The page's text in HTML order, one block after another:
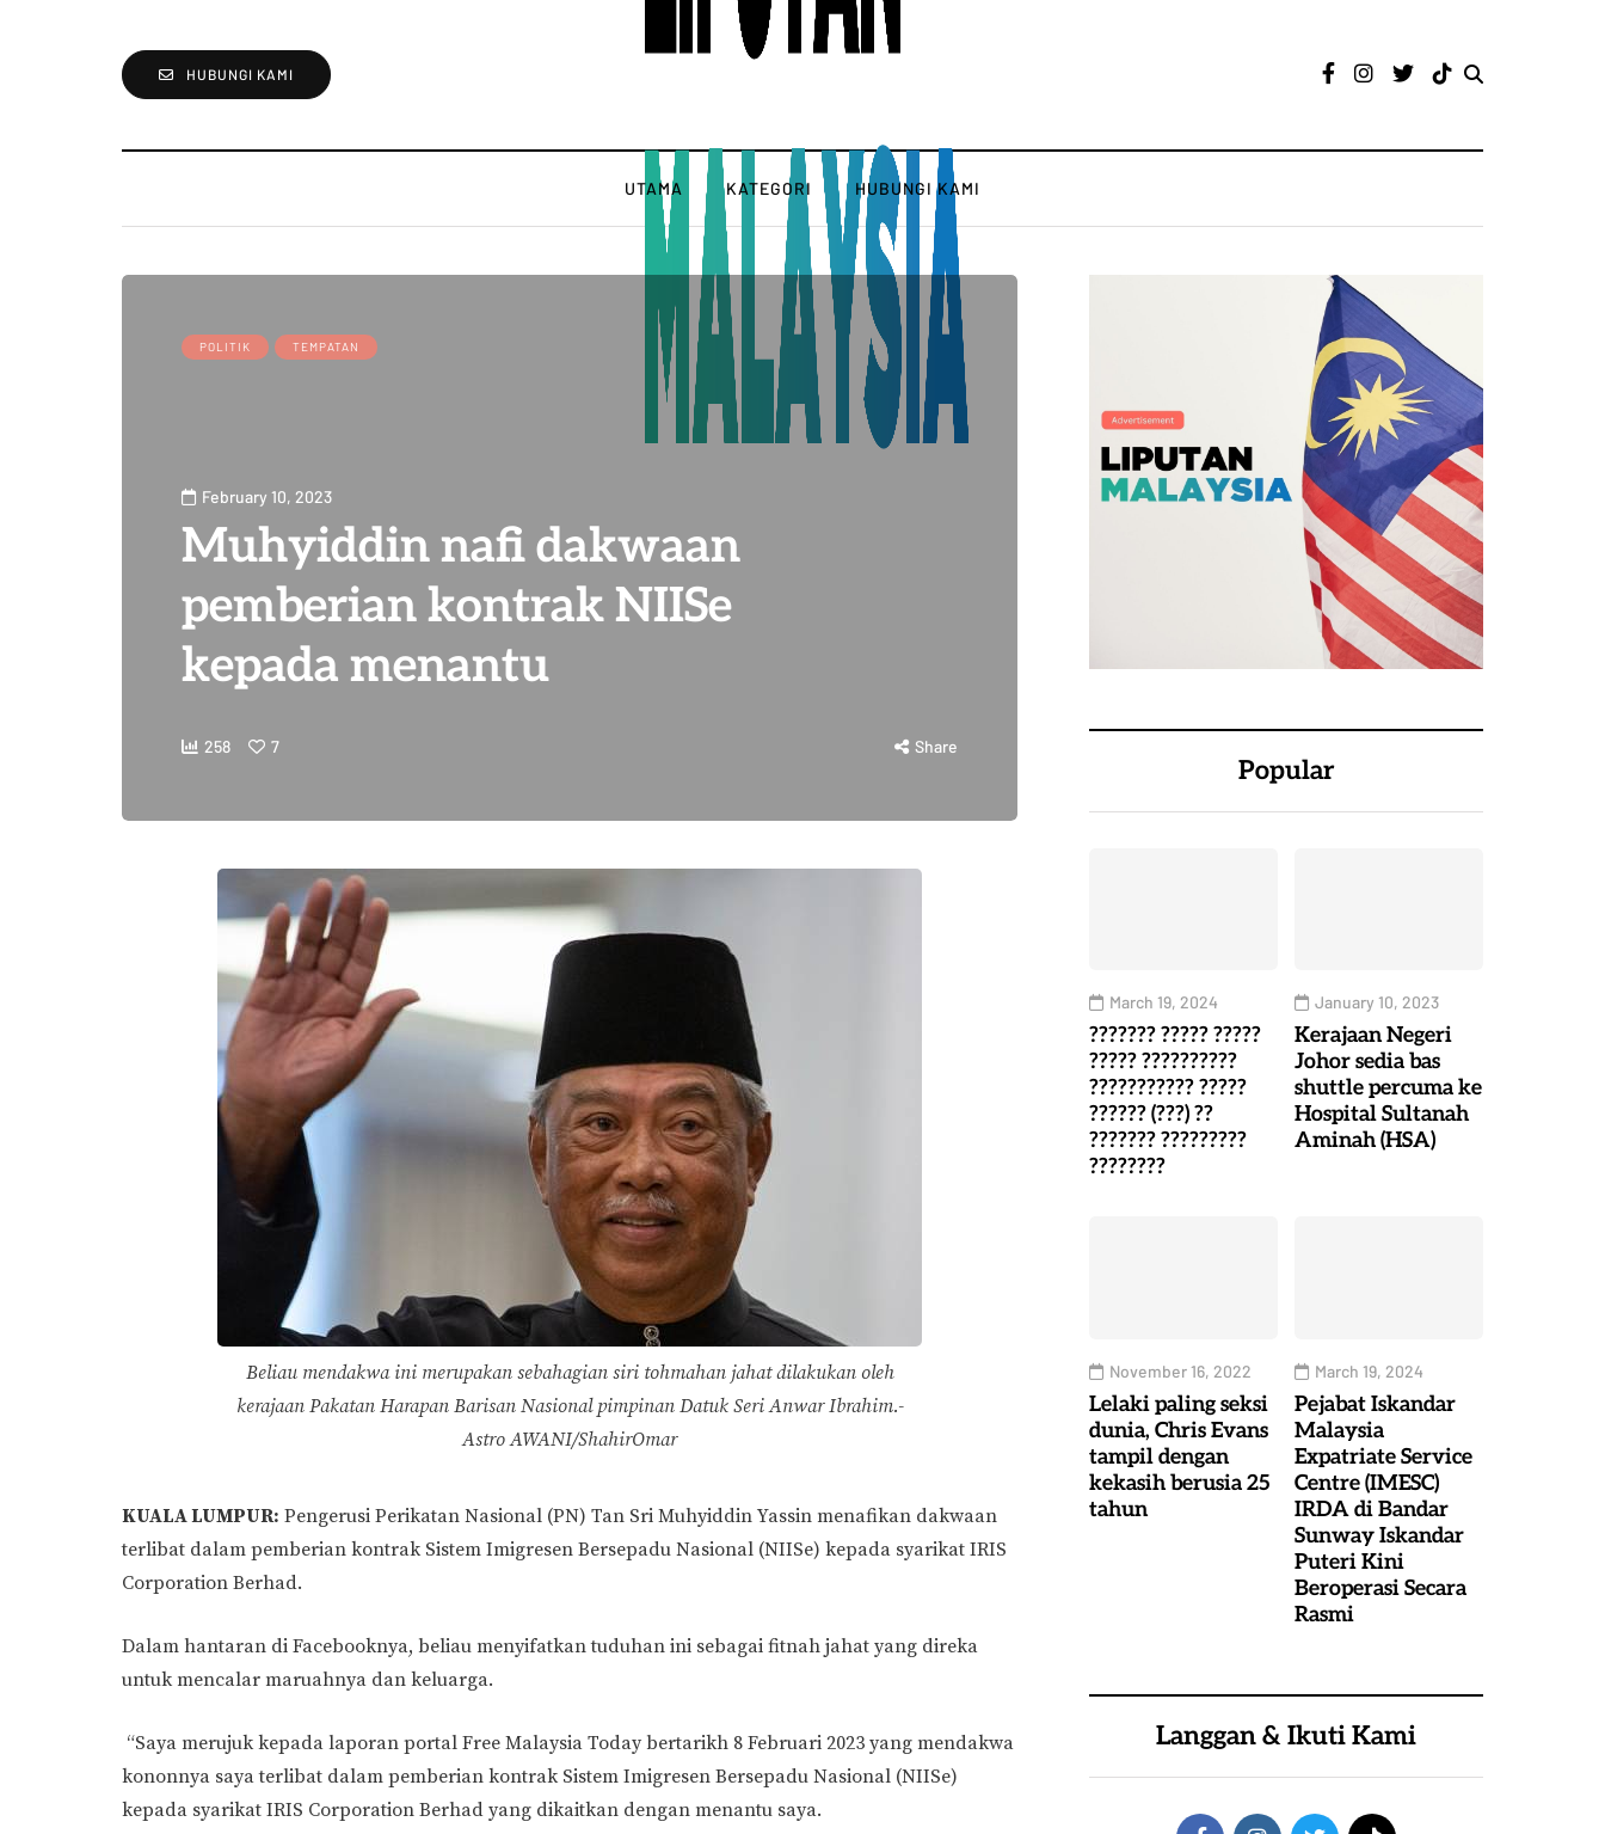
HUBUNGI KAMI
UTAMA KATEGORI HUBUNGI KAMI
POLITIK TEMPATAN
February 10, 2023
Muhyiddin nafi dakwaan
pemberian kontrak NIISe
kepada menantu
258 7 Share
Beliau mendakwa ini merupakan sebahagian siri tohmahan jahat dilakukan oleh
kerajaan Pakatan Harapan Barisan Nasional pimpinan Datuk Seri Anwar Ibrahim.-
Astro AWANI/ShahirOmar
KUALA LUMPUR: Pengerusi Perikatan Nasional (PN) Tan Sri Muhyiddin Yassin menafikan dakwaan
terlibat dalam pemberian kontrak Sistem Imigresen Bersepadu Nasional (NIISe) kepada syarikat IRIS
Corporation Berhad.
Dalam hantaran di Facebooknya, beliau menyifatkan tuduhan ini sebagai fitnah jahat yang direka
untuk mencalar maruahnya dan keluarga.
“Saya merujuk kepada laporan portal Free Malaysia Today bertarikh 8 Februari 2023 yang mendakwa
kononnya saya terlibat dalam pemberian kontrak Sistem Imigresen Bersepadu Nasional (NIISe)
kepada syarikat IRIS Corporation Berhad yang dikaitkan dengan menantu saya.
Popular
March 19, 2024
??????? ????? ?????
????? ??????????
??????????? ?????
?????? (???) ??
??????? ?????????
????????
January 10, 2023
Kerajaan Negeri
Johor sedia bas
shuttle percuma ke
Hospital Sultanah
Aminah (HSA)
November 16, 2022
Lelaki paling seksi
dunia, Chris Evans
tampil dengan
kekasih berusia 25
tahun
March 19, 2024
Pejabat Iskandar
Malaysia
Expatriate Service
Centre (IMESC)
IRDA di Bandar
Sunway Iskandar
Puteri Kini
Beroperasi Secara
Rasmi
Langgan & Ikuti Kami